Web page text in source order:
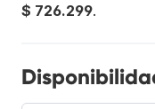
$ 726.299.